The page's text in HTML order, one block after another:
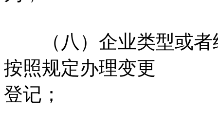
（八）企业类型或者
按照规定办理变更
登记；